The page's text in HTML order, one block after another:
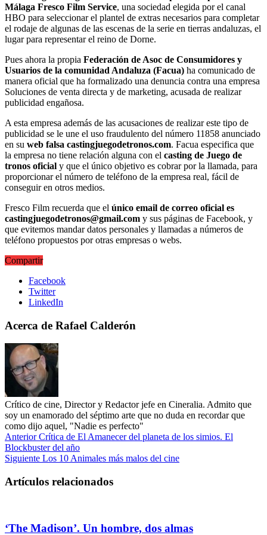
Málaga Fresco Film Service, una sociedad elegida por el canal
HBO para seleccionar el plantel de extras necesarios para completar
el rodaje de algunas de las escenas de la serie en tierras andaluzas, el
lugar para representar el reino de Dorne.
Pues ahora la propia Federación de Asoc de Consumidores y
Usuarios de la comunidad Andaluza (Facua) ha comunicado de
manera oficial que ha formalizado una denuncia contra una empresa
Soluciones de venta directa y de marketing, acusada de realizar
publicidad engañosa.
A esta empresa además de las acusaciones de realizar este tipo de
publicidad se le une el uso fraudulento del número 11858 anunciado
en su web falsa castingjuegodetronos.com. Facua especifica que
la empresa no tiene relación alguna con el casting de Juego de
tronos oficial y que el único objetivo es cobrar por la llamada, para
proporcionar el número de teléfono de la empresa real, fácil de
conseguir en otros medios.
Fresco Film recuerda que el único email de correo oficial es
castingjuegodetronos@gmail.com y sus páginas de Facebook, y
que evitemos mandar datos personales y llamadas a números de
teléfono propuestos por otras empresas o webs.
Compartir
Facebook
Twitter
LinkedIn
Acerca de Rafael Calderón
Crítico de cine, Director y Redactor jefe en Cineralia. Admito que
soy un enamorado del séptimo arte que no duda en recordar que
como dijo aquel, "Nadie es perfecto"
AnteriorCrítica de El Amanecer del planeta de los simios. El
Blockbuster del año
Siguiente Los 10 Animales más malos del cine
Artículos relacionados
‘The Madison’. Un hombre, dos almas